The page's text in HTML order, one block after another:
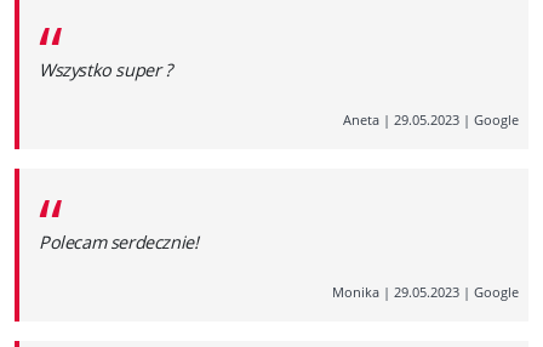
“
Wszystko super ?
Aneta | 29.05.2023 | Google
“
Polecam serdecznie!
Monika | 29.05.2023 | Google